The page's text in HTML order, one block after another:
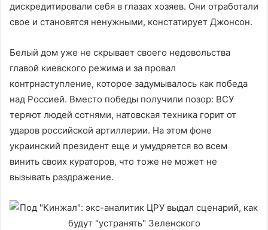
дискредитировали себя в глазах хозяев. Они отработали
свое и становятся ненужными, констатирует Джонсон.
Белый дом уже не скрывает своего недовольства
главой киевского режима и за провал
контрнаступление, которое задумывалось как победа
над Россией. Вместо победы получили позор: ВСУ
теряют людей сотнями, натовская техника горит от
ударов российской артиллерии. На этом фоне
украинский президент еще и умудряется во всем
винить своих кураторов, что тоже не может не
вызывать раздражение.